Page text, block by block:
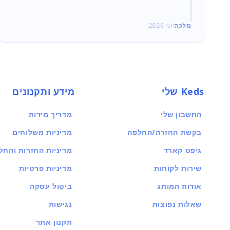
מלכהיוני 2026
Keds שלי
החשבון שלי
בקשת החזרה/החלפה
גיפט קארד
שירות לקוחות
אודות המותג
שאלות נפוצות
מידע ותקנונים
מדריך מידות
מדיניות משלוחים
מדיניות החזרות
מדיניות פרטיות
ביטול עסקה
נגישות
תקנון אתר